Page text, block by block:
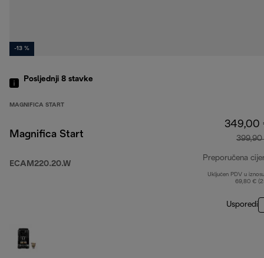
-13 %
Posljednji 8 stavke
MAGNIFICA START
Magnifica Start
ECAM220.20.W
349,00
Preporučena
Uključen PDV u
69,80 €
Usporedi